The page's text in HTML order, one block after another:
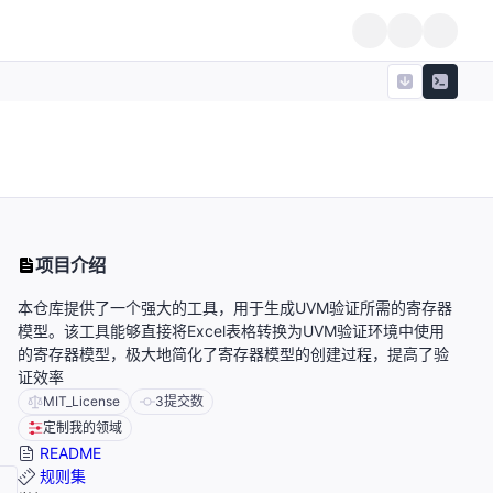
项目介绍
本仓库提供了一个强大的工具，用于生成UVM验证所需的寄存器
模型。该工具能够直接将Excel表格转换为UVM验证环境中使用
的寄存器模型，极大地简化了寄存器模型的创建过程，提高了验
证效率
MIT_License 3提交数
定制我的领域
README
规则集